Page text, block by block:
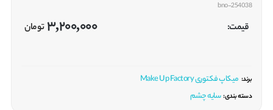
bno-254038
قیمت: 3,200,000 تومان
برند: میکاپ فکتوری Make Up Factory
دسته بندی: سایه چشم